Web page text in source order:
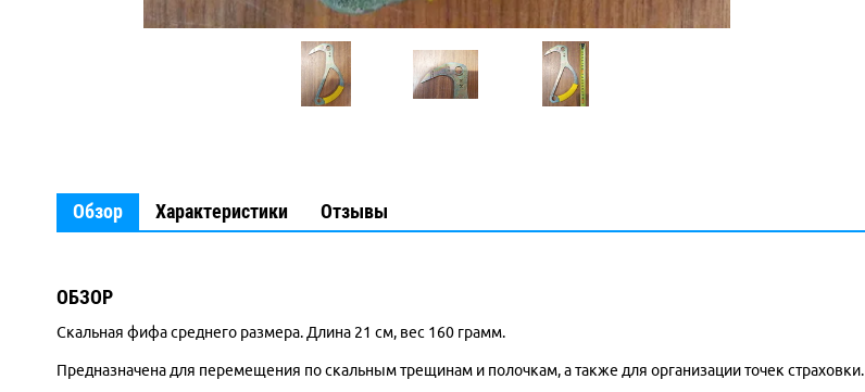
Обзор Характеристики Отзывы
ОБЗОР
Скальная фифа среднего размера. Длина 21 см, вес 160 грамм.
Предназначена для перемещения по скальным трещинам и полочкам, а также для организации точек страховки.